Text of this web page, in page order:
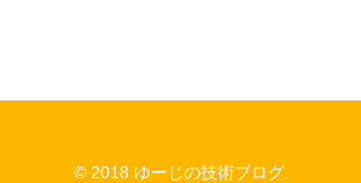
© 2018 ゆーじの技術ブログ.